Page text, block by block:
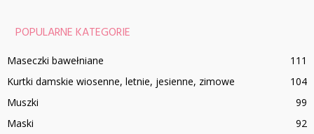
POPULARNE KATEGORIE
Maseczki bawełniane
111
Kurtki damskie wiosenne, letnie, jesienne, zimowe
104
Muszki
99
Maski
92